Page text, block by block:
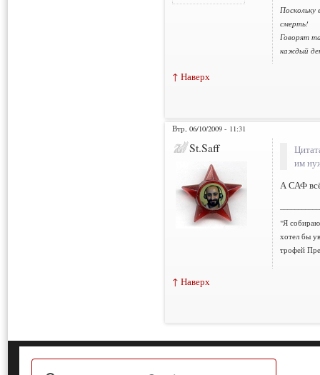
смерть!
Говорят
каждый
↑ Наверх
Втр, 06/10/2009 - 11:31
St.Saff
им
А САФ
"Я
хотел бы
трофей
↑ Наверх